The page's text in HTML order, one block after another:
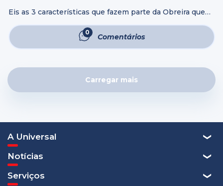
Eis as 3 características que fazem parte da Obreira que
(mais…)
0 Comentários
Carregar mais
A Universal
Notícias
Serviços